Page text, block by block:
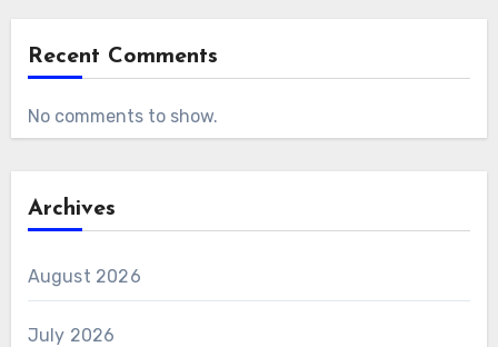
Recent Comments
No comments to show.
Archives
August 2026
July 2026